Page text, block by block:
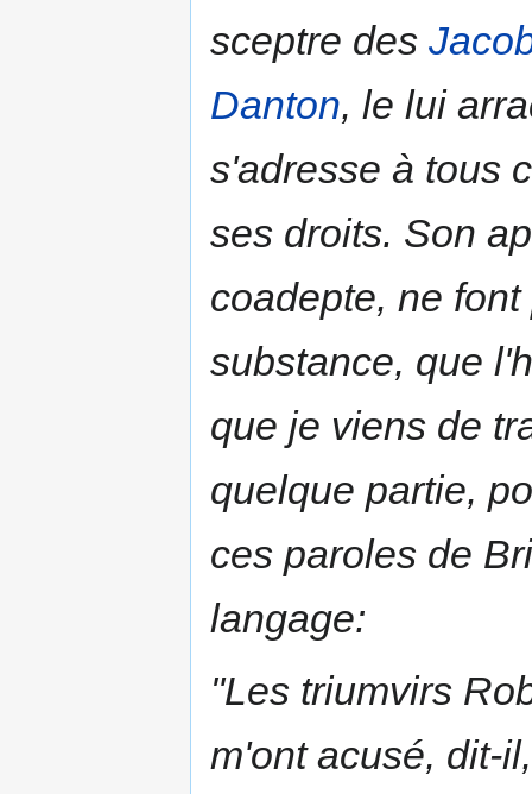
sceptre des
Danton, le lui
s'adresse à tous
ses droits. Son
coadepte, ne
substance, que
que je viens de
quelque partie,
ces paroles de
langage:
"Les triumvirs
m'ont acusé, dit-